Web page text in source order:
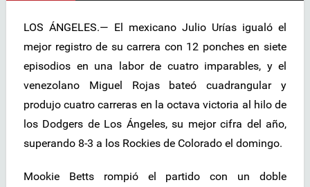
LOS ÁNGELES.— El mexicano Julio Urías igualó el
mejor registro de su carrera con 12 ponches en siete
episodios en una labor de cuatro imparables, y el
venezolano Miguel Rojas bateó cuadrangular y
produjo cuatro carreras en la octava victoria al hilo de
los Dodgers de Los Ángeles, su mejor cifra del año,
superando 8-3 a los Rockies de Colorado el domingo.
Mookie Betts rompió el partido con un doble